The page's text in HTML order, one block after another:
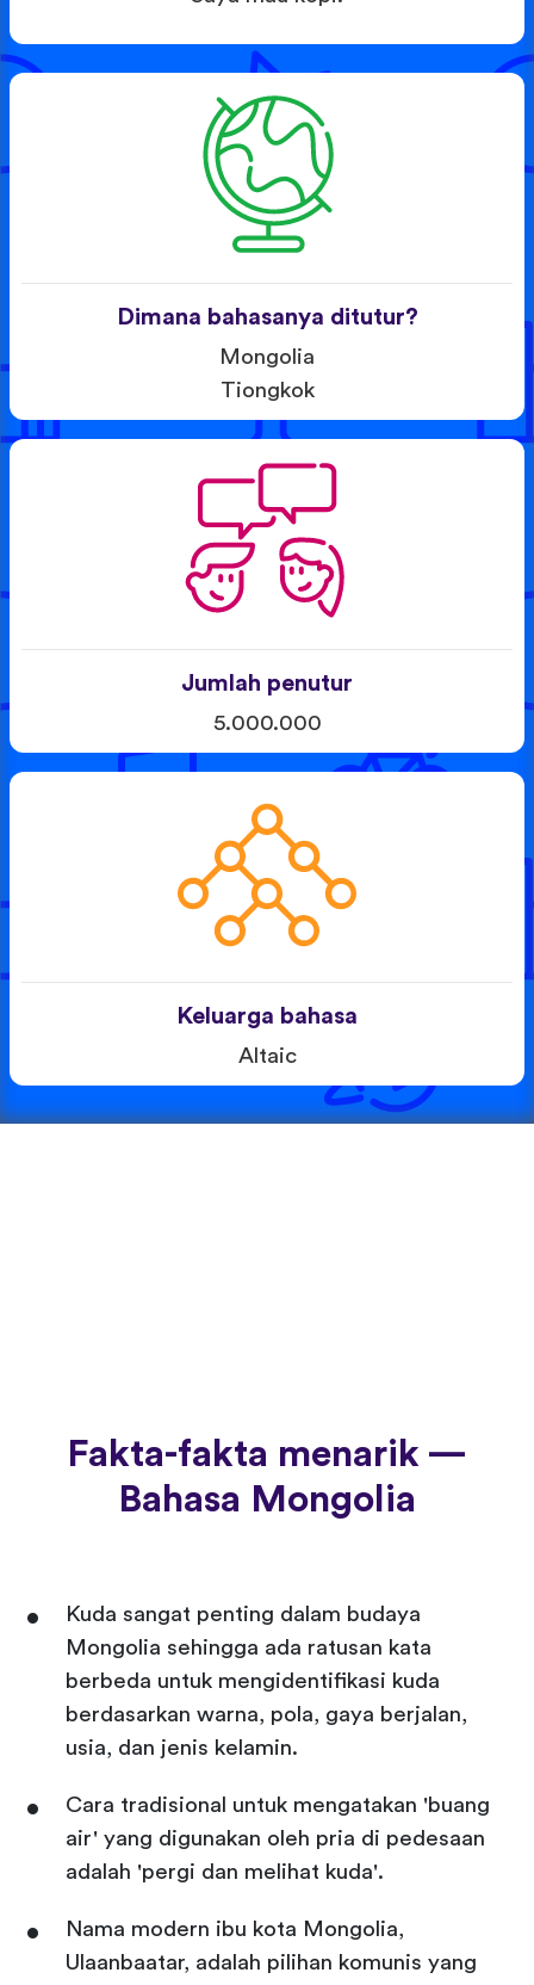
Dimana bahasanya ditutur?
Mongolia
Tiongkok
Jumlah penutur
5.000.000
Keluarga bahasa
Altaic
Fakta-fakta menarik —
Bahasa Mongolia
Kuda sangat penting dalam budaya
Mongolia sehingga ada ratusan kata
berbeda untuk mengidentifikasi kuda
berdasarkan warna, pola, gaya berjalan,
usia, dan jenis kelamin.
Cara tradisional untuk mengatakan 'buang
air' yang digunakan oleh pria di pedesaan
adalah 'pergi dan melihat kuda'.
Nama modern ibu kota Mongolia,
Ulaanbaatar, adalah pilihan komunis yang